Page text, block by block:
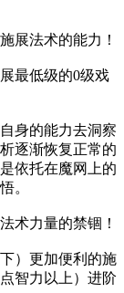
法术的能力！
最低级的0级戏
身的能力去洞察
逐渐恢复正常的
依托在魔网上的
。
力量的禁锢！
）更加便利的施
智力以上）进阶